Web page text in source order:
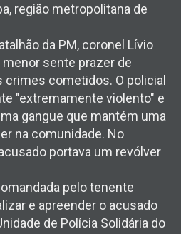
região metropolitana de
da PM, coronel Lívio
menor sente prazer de
crimes cometidos. O policial
"extremamente violento" e
gangue que mantém uma
na comunidade. No
portava um revólver
pelo tenente
e apreender o acusado
de Polícia Solidária do